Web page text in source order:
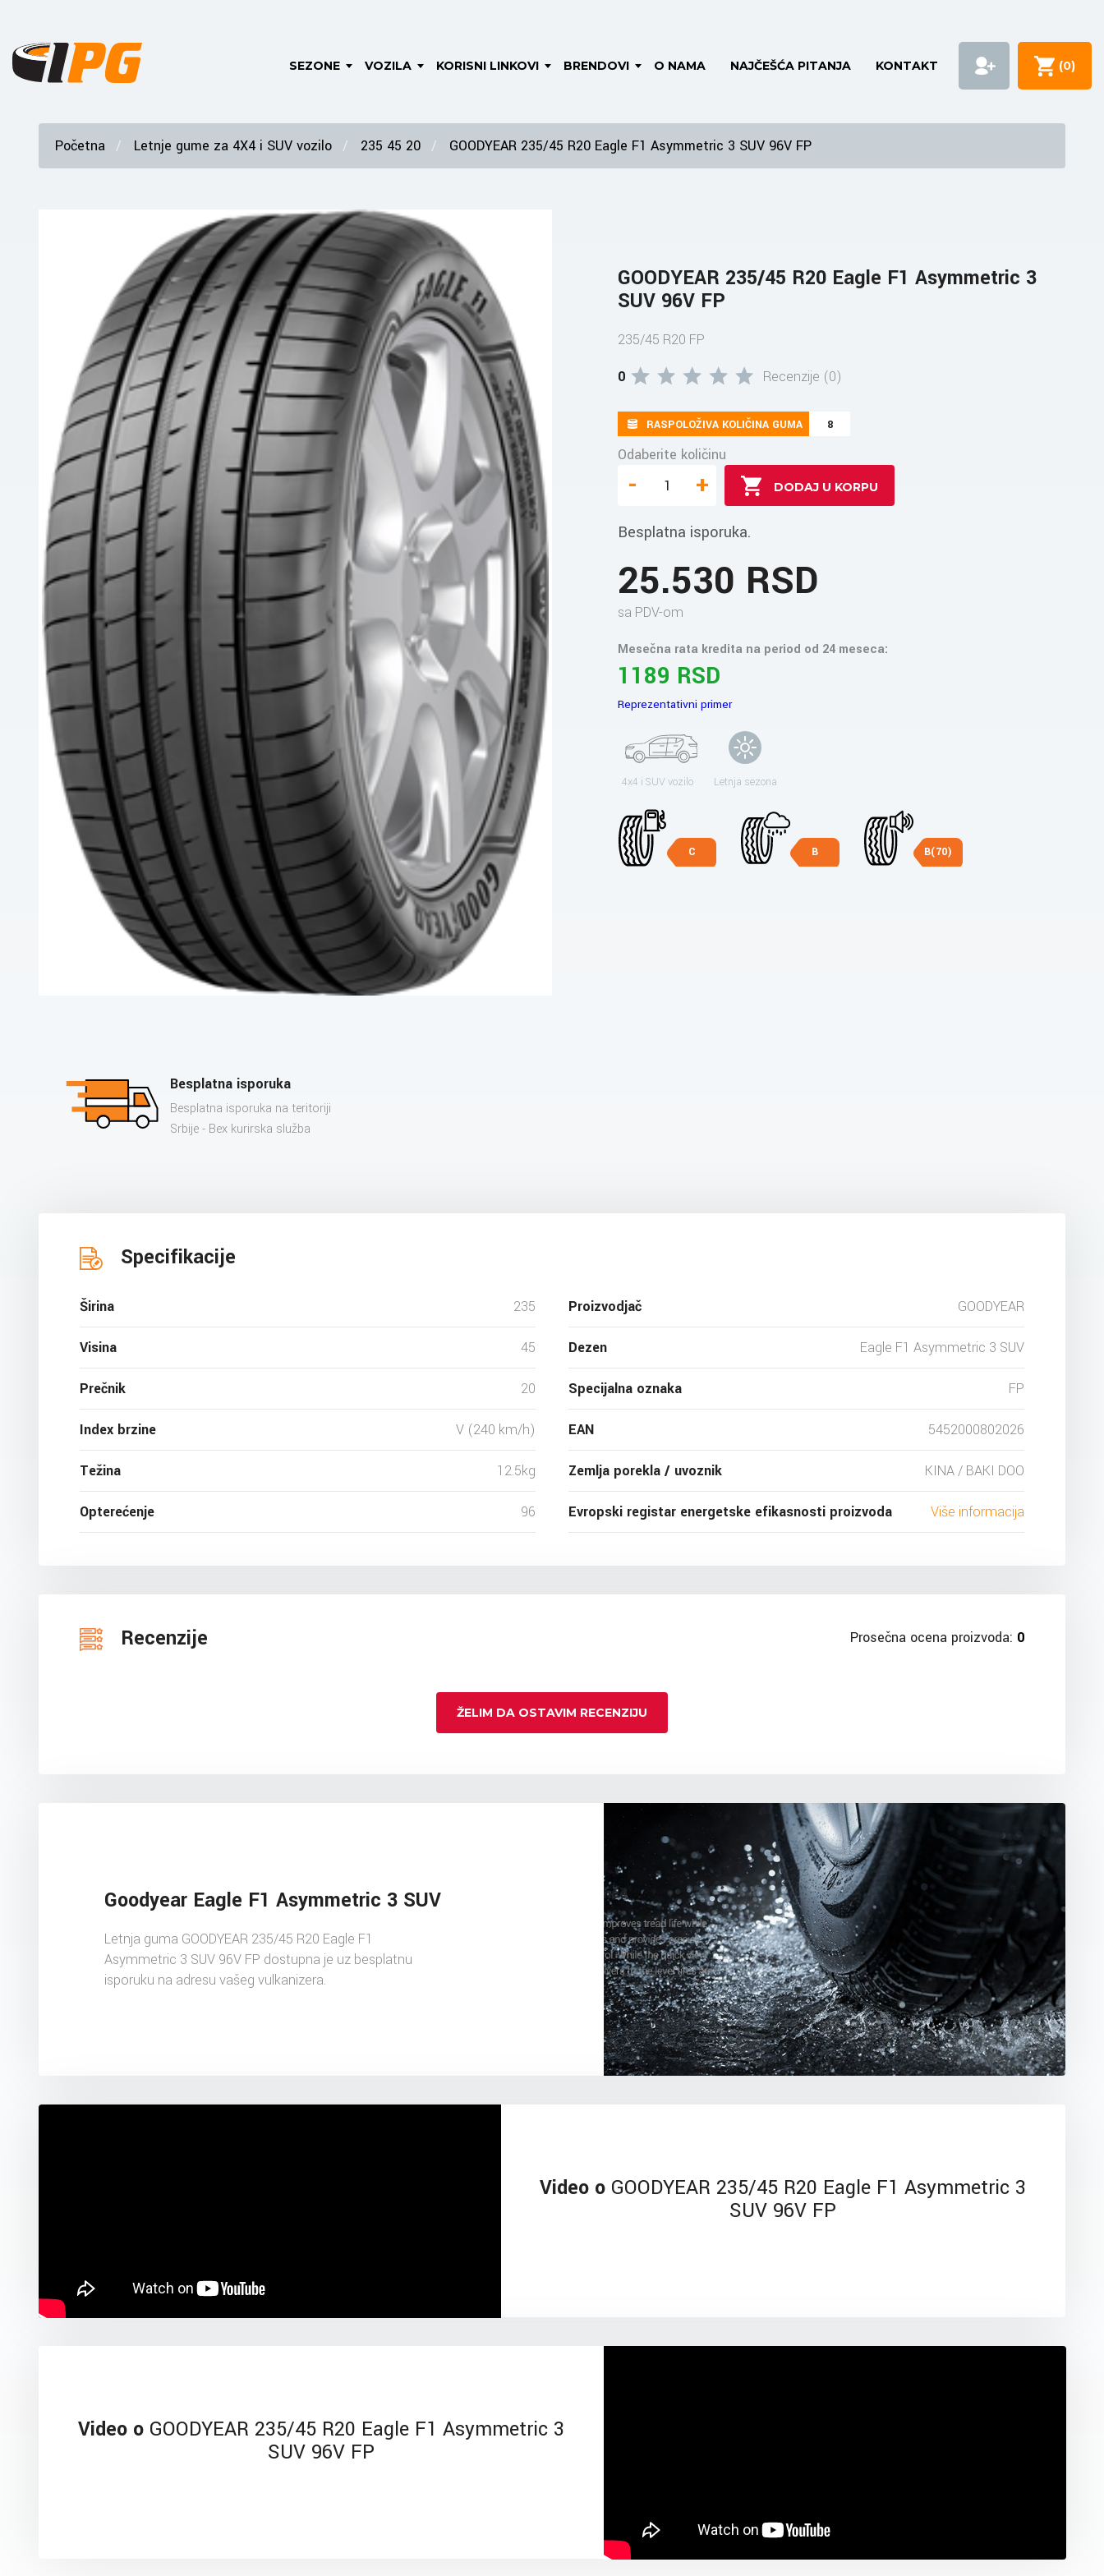
SEZONE VOZILA KORISNI LINKOVI BRENDOVI O NAMA NAJČEŠĆA PITANJA KONTAKT (0)
Početna Letnje gume za 4X4 i SUV vozilo 235 45 20 GOODYEAR 235/45 R20 Eagle F1 Asymmetric 3 SUV 96V FP
GOODYEAR 235/45 R20 Eagle F1 Asymmetric 3
SUV 96V FP
235/45 R20 FP
0
Recenzije (0)
RASPOLOŽIVA KOLIČINA GUMA 8
Odaberite količinu
- +
Besplatna isporuka.
25.530 RSD
sa PDV-om
Mesečna rata kredita na period od 24 meseca:
1189 RSD
Reprezentativni primer
4x4 i SUV vozilo Letnja sezona
C B B(70)
Besplatna isporuka
Besplatna isporuka na teritoriji
Srbije - Bex kurirska služba
Specifikacije
Širina 235
Visina 45
Prečnik 20
Index brzine V (240 km/h)
Težina 12.5kg
Opterećenje 96
Proizvodjač GOODYEAR
Dezen Eagle F1 Asymmetric 3 SUV
Specijalna oznaka FP
EAN 5452000802026
Zemlja porekla / uvoznik KINA / BAKI DOO
Evropski registar energetske efikasnosti proizvoda Više informacija
Recenzije Prosečna ocena proizvoda: 0
ŽELIM DA OSTAVIM RECENZIJU
Goodyear Eagle F1 Asymmetric 3 SUV
Letnja guma GOODYEAR 235/45 R20 Eagle F1
Asymmetric 3 SUV 96V FP dostupna je uz besplatnu
isporuku na adresu vašeg vulkanizera.
Video o GOODYEAR 235/45 R20 Eagle F1 Asymmetric 3
SUV 96V FP
Video o GOODYEAR 235/45 R20 Eagle F1 Asymmetric 3
SUV 96V FP